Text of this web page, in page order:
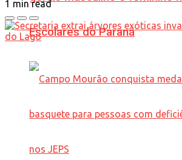
Escolares do Paraná
1 min read